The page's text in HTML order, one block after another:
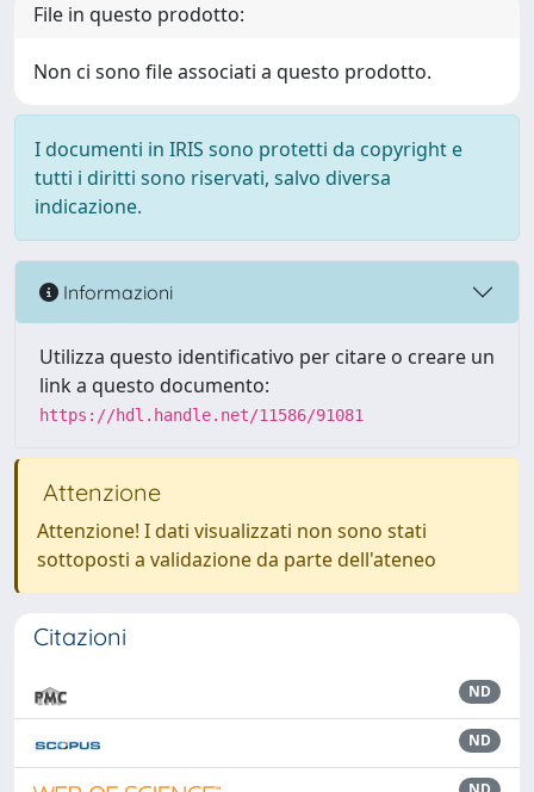
File in questo prodotto:
Non ci sono file associati a questo prodotto.
I documenti in IRIS sono protetti da copyright e
tutti i diritti sono riservati, salvo diversa
indicazione.
Informazioni
Utilizza questo identificativo per citare o creare un
link a questo documento:
https://hdl.handle.net/11586/91081
Attenzione
Attenzione! I dati visualizzati non sono stati
sottoposti a validazione da parte dell'ateneo
Citazioni
ND
ND